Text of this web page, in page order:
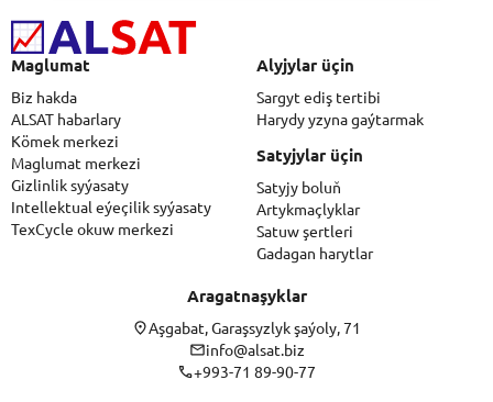
Maglumat
Biz hakda
ALSAT habarlary
Kömek merkezi
Maglumat merkezi
Gizlinlik syýasaty
Intellektual eýeçilik syýasaty
TexCycle okuw merkezi
Alyjylar üçin
Sargyt ediş tertibi
Harydy yzyna gaýtarmak
Satyjylar üçin
Satyjy boluň
Artykmaçlyklar
Satuw şertleri
Gadagan harytlar
Aragatnaşyklar
Aşgabat, Garaşsyzlyk şaýoly, 71
info@alsat.biz
+993-71 89-90-77